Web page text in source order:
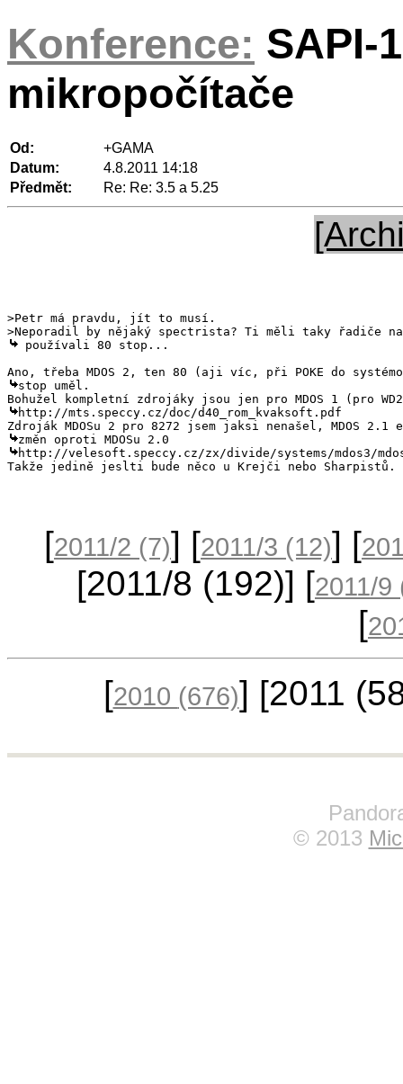
Konference: SAPI-
mikropočítače
Od:
+GAMA
Datum:
4.8.2011 14:18
Předmět:
Re: Re: 3.5 a 5.25
>Petr má pravdu, jít to musí.
stop uměl.
http://mts.speccy.cz/doc/d40_rom_kvaksoft.pdf
http://velesoft.speccy.cz/zx/divide/systems/mdos3/
[2011/2 (7)] [2011/3 (12)] [
[2011/8 (192)] [2011/9
[
[2010 (676)] [2011
© 2013